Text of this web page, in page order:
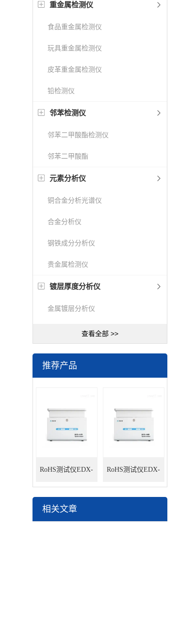
重金属检测仪
食品重金属检测仪
玩具重金属检测仪
皮革重金属检测仪
铅检测仪
邻苯检测仪
邻苯二甲酸酯检测仪
邻苯二甲酸酯
元素分析仪
铜合金分析光谱仪
合金分析仪
钢铁成分分析仪
贵金属检测仪
镀层厚度分析仪
金属镀层分析仪
查看全部 >>
推荐产品
RoHS测试仪EDX- RoHS测试仪EDX-
相关文章